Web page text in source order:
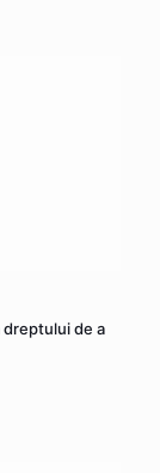
de a